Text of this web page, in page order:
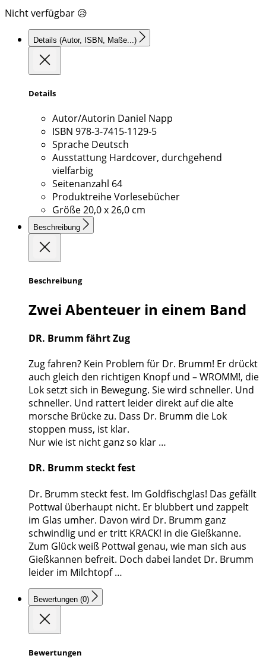
Nicht verfügbar 😥
Details (Autor, ISBN, Maße...)
Details
Autor/Autorin Daniel Napp
ISBN 978-3-7415-1129-5
Sprache Deutsch
Ausstattung Hardcover, durchgehend
vielfarbig
Seitenanzahl 64
ProduktreiheVorlesebücher
Größe20,0 x 26,0 cm
Beschreibung
Beschreibung
Zwei Abenteuer in einem Band
DR. Brumm fährt Zug
Zug fahren? Kein Problem für Dr. Brumm! Er drückt
auch gleich den richtigen Knopf und – WROMM!, die
Lok setzt sich in Bewegung. Sie wird schneller. Und
schneller. Und rattert leider direkt auf die alte
morsche Brücke zu. Dass Dr. Brumm die Lok
stoppen muss, ist klar.
Nur wie ist nicht ganz so klar …
DR. Brumm steckt fest
Dr. Brumm steckt fest. Im Goldfischglas! Das gefällt
Pottwal überhaupt nicht. Er blubbert und zappelt
im Glas umher. Davon wird Dr. Brumm ganz
schwindlig und er tritt KRACK! in die Gießkanne.
Zum Glück weiß Pottwal genau, wie man sich aus
Gießkannen befreit. Doch dabei landet Dr. Brumm
leider im Milchtopf …
Bewertungen (0)
Bewertungen